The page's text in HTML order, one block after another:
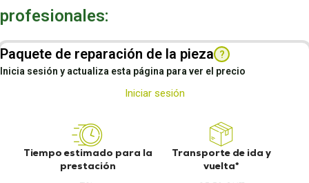
profesionales:
Paquete de reparación de la pieza ?
Inicia sesión y actualiza esta página para ver el precio
Iniciar sesión
Tiempo estimado para la
prestación
Transporte de ida y
vuelta*